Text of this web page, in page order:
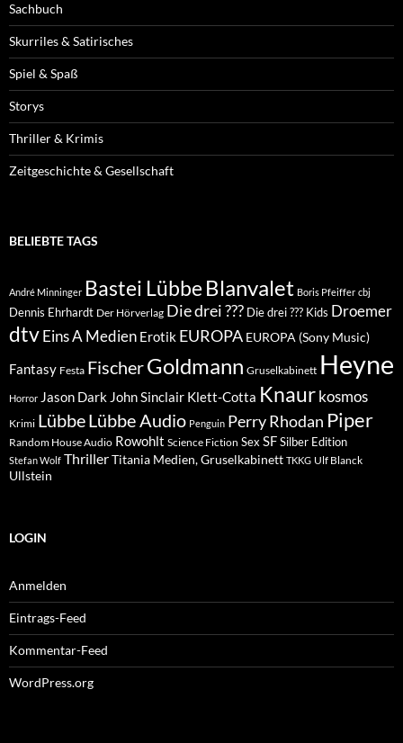
Sachbuch
Skurriles & Satirisches
Spiel & Spaß
Storys
Thriller & Krimis
Zeitgeschichte & Gesellschaft
BELIEBTE TAGS
André Minninger Bastei Lübbe Blanvalet Boris Pfeiffer cbj
Dennis Ehrhardt Der Hörverlag Die drei ??? Die drei ??? Kids Droemer
dtvEins A Medien Erotik EUROPA EUROPA (Sony Music)
Fantasy Festa FischerGoldmann Gruselkabinett Heyne
Horror Jason Dark John Sinclair Klett-Cotta Knaur kosmos
Krimi LübbeLübbe Audio Penguin Perry Rhodan Piper
Random House Audio Rowohlt Science Fiction Sex SFSilber Edition
Stefan Wolf ThrillerTitania Medien, Gruselkabinett TKKG Ulf Blanck
Ullstein
LOGIN
Anmelden
Eintrags-Feed
Kommentar-Feed
WordPress.org